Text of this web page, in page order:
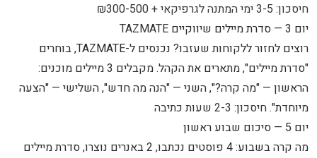
חיסכון: 3-5 ימי המתנה לגרפיקאי + ₪300-500
יום 3 — סדרת מיילים שיווקיים
TAZMATE
רוצים לחזור ללקוחות שעזבו? נכנסים ל-TAZMATE, בוחרים
"סדרת מיילים", מתארים את הקהל. מקבלים 3 מיילים מוכנים:
הראשון — "מה קרה?", השני — "הנה מה חדש", השלישי — "הצעה
מיוחדת".חיסכון: 2-3 שעות כתיבה
יום 5 — סיכום שבוע ראשון
מה קרה בשבוע: 4 פוסטים נכתבו, 2 באנרים נוצרו, סדרת מיילים